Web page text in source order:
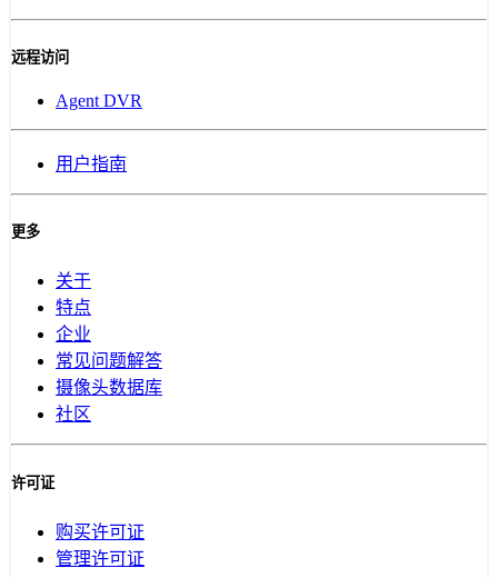
远程访问
Agent DVR
用户指南
更多
关于
特点
企业
常见问题解答
摄像头数据库
社区
许可证
购买许可证
管理许可证